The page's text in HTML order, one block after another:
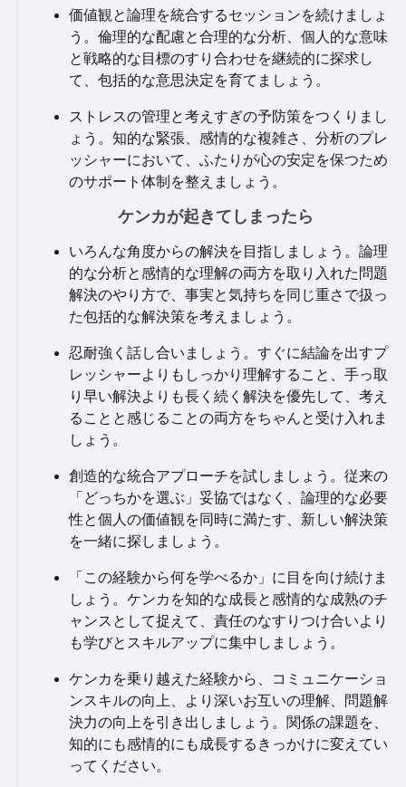
価値観と論理を統合するセッションを続けましょ
う。倫理的な配慮と合理的な分析、個人的な意味
と戦略的な目標のすり合わせを継続的に探求し
て、包括的な意思決定を育てましょう。
ストレスの管理と考えすぎの予防策をつくりまし
ょう。知的な緊張、感情的な複雑さ、分析のプレ
ッシャーにおいて、ふたりが心の安定を保つため
のサポート体制を整えましょう。
ケンカが起きてしまったら
いろんな角度からの解決を目指しましょう。論理
的な分析と感情的な理解の両方を取り入れた問題
解決のやり方で、事実と気持ちを同じ重さで扱っ
た包括的な解決策を考えましょう。
忍耐強く話し合いましょう。すぐに結論を出すプ
レッシャーよりもしっかり理解すること、手っ取
り早い解決よりも長く続く解決を優先して、考え
ることと感じることの両方をちゃんと受け入れま
しょう。
創造的な統合アプローチを試しましょう。従来の
「どっちかを選ぶ」妥協ではなく、論理的な必要
性と個人の価値観を同時に満たす、新しい解決策
を一緒に探しましょう。
「この経験から何を学べるか」に目を向け続けま
しょう。ケンカを知的な成長と感情的な成熟のチ
ャンスとして捉えて、責任のなすりつけ合いより
も学びとスキルアップに集中しましょう。
ケンカを乗り越えた経験から、コミュニケーショ
ンスキルの向上、より深いお互いの理解、問題解
決力の向上を引き出しましょう。関係の課題を、
知的にも感情的にも成長するきっかけに変えてい
ってください。